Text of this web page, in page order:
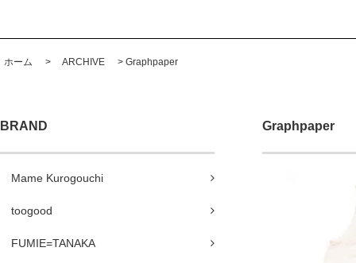
ホーム > ARCHIVE > Graphpaper
BRAND
Mame Kurogouchi
toogood
FUMIE=TANAKA
Graphpaper